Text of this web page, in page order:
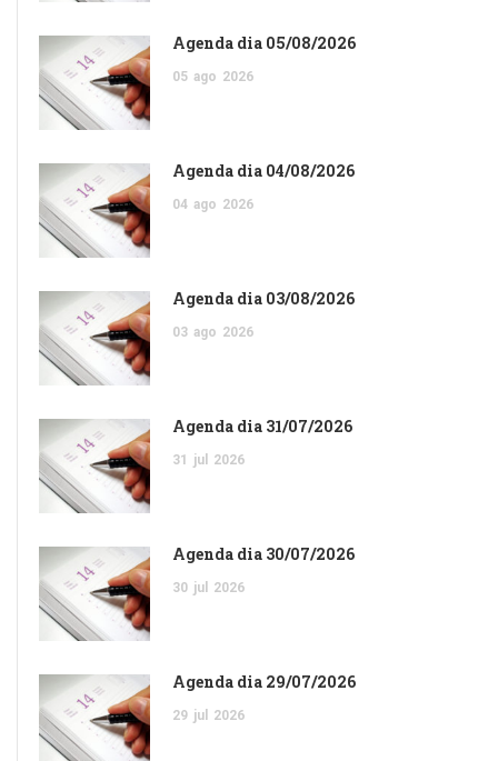
Agenda dia 05/08/2026
05 ago 2026
Agenda dia 04/08/2026
04 ago 2026
Agenda dia 03/08/2026
03 ago 2026
Agenda dia 31/07/2026
31 jul 2026
Agenda dia 30/07/2026
30 jul 2026
Agenda dia 29/07/2026
29 jul 2026